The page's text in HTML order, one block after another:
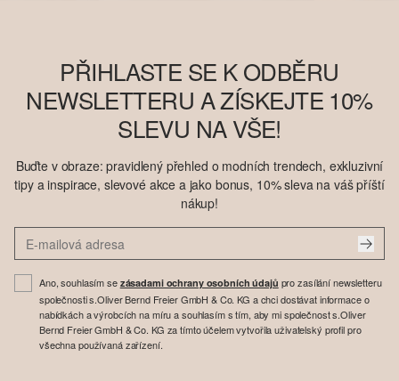
PŘIHLASTE SE K ODBĚRU
NEWSLETTERU A ZÍSKEJTE 10%
SLEVU NA VŠE!
Buďte v obraze: pravidlený přehled o modních trendech, exkluzivní
tipy a inspirace, slevové akce a jako bonus, 10% sleva na váš příští
nákup!
Ano, souhlasím se zásadami ochrany osobních údajů pro zasílání newsletteru
společnosti s.Oliver Bernd Freier GmbH & Co. KG a chci dostávat informace o
nabídkách a výrobcích na míru a souhlasím s tím, aby mi společnost s.Oliver
Bernd Freier GmbH & Co. KG za tímto účelem vytvořila uživatelský profil pro
všechna používaná zařízení.